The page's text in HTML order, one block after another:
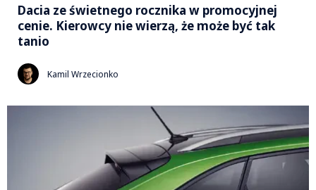
Dacia ze świetnego rocznika w promocyjnej
cenie. Kierowcy nie wierzą, że może być tak
tanio
Kamil Wrzecionko